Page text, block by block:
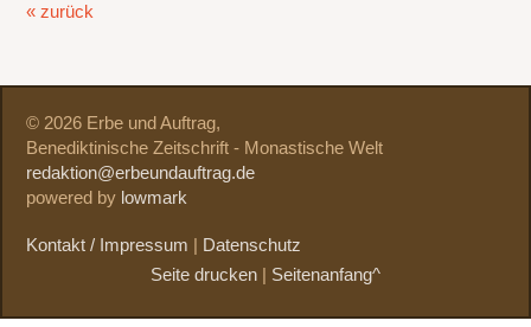
« zurück
© 2026 Erbe und Auftrag,
Benediktinische Zeitschrift - Monastische Welt
redaktion@erbeundauftrag.de
powered by lowmark
Kontakt / Impressum
Datenschutz
Seite drucken
Seitenanfang^